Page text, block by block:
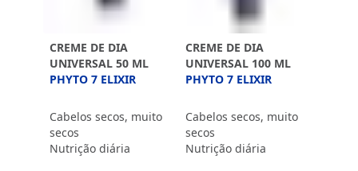
CREME DE DIA
UNIVERSAL 50 ML
PHYTO 7 ELIXIR
Cabelos secos, muito
secos
Nutrição diária
CREME DE DIA
UNIVERSAL 100 ML
PHYTO 7 ELIXIR
Cabelos secos, muito
secos
Nutrição diária